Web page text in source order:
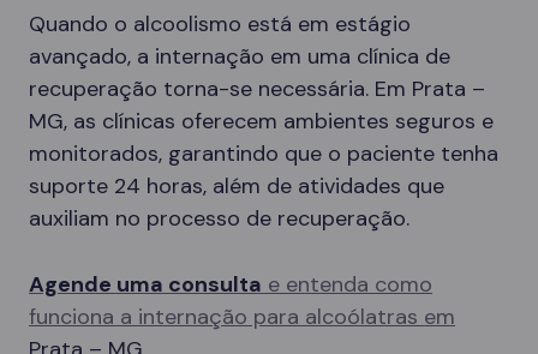
Quando o alcoolismo está em estágio
avançado, a internação em uma clínica de
recuperação torna-se necessária. Em Prata –
MG, as clínicas oferecem ambientes seguros e
monitorados, garantindo que o paciente tenha
suporte 24 horas, além de atividades que
auxiliam no processo de recuperação.
Agende uma consulta e entenda como
funciona a internação para alcoólatras em